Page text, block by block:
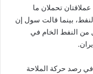
تحملان ما
بينما قالت سول إن
من النفط الخام في
رصد حركة الملاحة